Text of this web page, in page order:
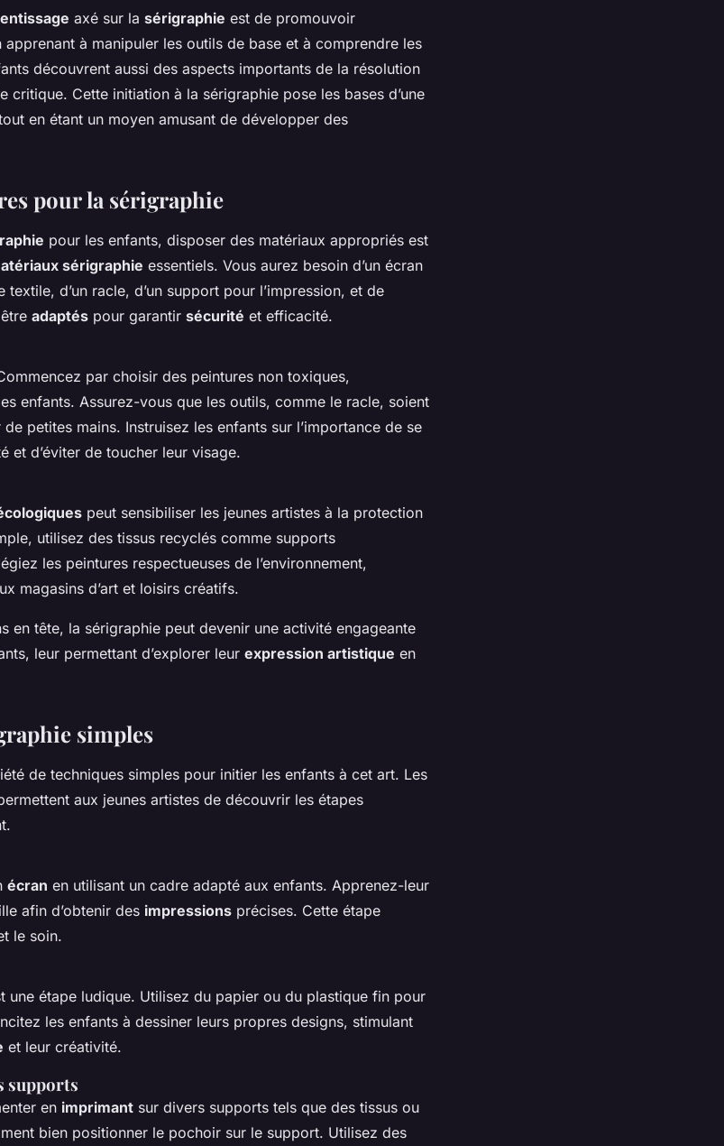
axé sur la sérigraphie est de promouvoir
apprenant à manipuler les outils de base et à comprendre les
découvrent aussi des aspects importants de la résolution
critique. Cette initiation à la sérigraphie pose les bases d’une
en étant un moyen amusant de développer des
pour la sérigraphie
pour les enfants, disposer des matériaux appropriés est
sérigraphie essentiels. Vous aurez besoin d’un écran
d’un racle, d’un support pour l’impression, et de
adaptés pour garantir sécurité et efficacité.
par choisir des peintures non toxiques,
enfants. Assurez-vous que les outils, comme le racle, soient
petites mains. Instruisez les enfants sur l’importance de se
et d’éviter de toucher leur visage.
peut sensibiliser les jeunes artistes à la protection
utilisez des tissus recyclés comme supports
les peintures respectueuses de l’environnement,
magasins d’art et loisirs créatifs.
en tête, la sérigraphie peut devenir une activité engageante
leur permettant d’explorer leur expression artistique en
simples
de techniques simples pour initier les enfants à cet art. Les
aux jeunes artistes de découvrir les étapes
écran en utilisant un cadre adapté aux enfants. Apprenez-leur
afin d’obtenir des impressions précises. Cette étape
le soin.
une étape ludique. Utilisez du papier ou du plastique fin pour
les enfants à dessiner leurs propres designs, stimulant
et leur créativité.
supports
en imprimant sur divers supports tels que des tissus ou
bien positionner le pochoir sur le support. Utilisez des